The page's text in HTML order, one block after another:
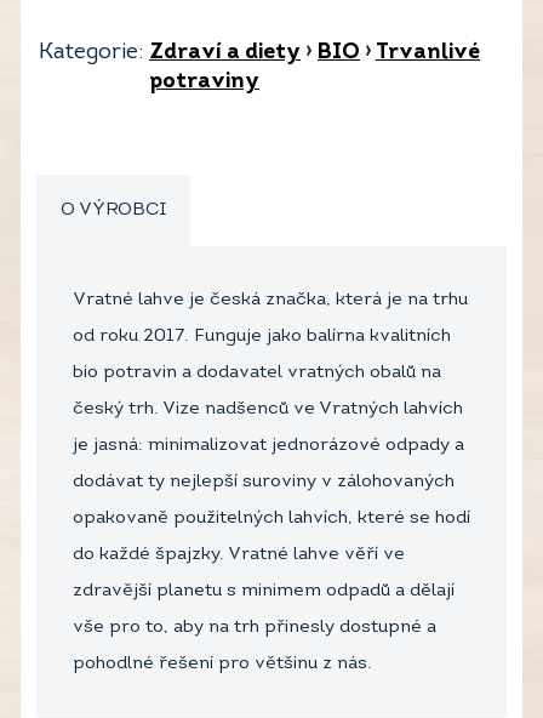
Kategorie: Zdraví a diety › BIO › Trvanlivé
potraviny
O VÝROBCI
Vratné lahve je česká značka, která je na trhu
od roku 2017. Funguje jako balírna kvalitních
bio potravin a dodavatel vratných obalů na
český trh. Vize nadšenců ve Vratných lahvích
je jasná: minimalizovat jednorázové odpady a
dodávat ty nejlepší suroviny v zálohovaných
opakovaně použitelných lahvích, které se hodí
do každé špajzky. Vratné lahve věří ve
zdravější planetu s minimem odpadů a dělají
vše pro to, aby na trh přinesly dostupné a
pohodlné řešení pro většinu z nás.